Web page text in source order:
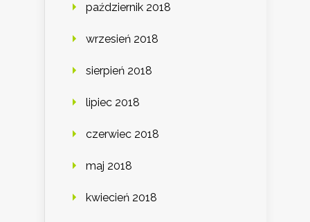
październik 2018
wrzesień 2018
sierpień 2018
lipiec 2018
czerwiec 2018
maj 2018
kwiecień 2018